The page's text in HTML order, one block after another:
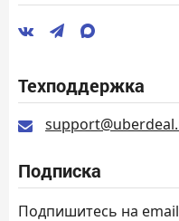
Техподдержка
Подписка
Подпишитесь на